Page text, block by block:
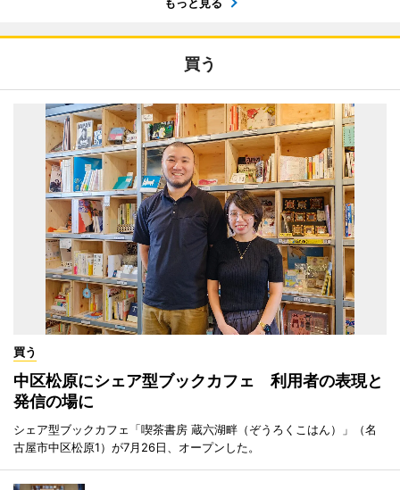
買う
買う
中区松原にシェア型ブックカフェ 利用者の表現と
発信の場に
シェア型ブックカフェ「喫茶書房 蔵六湖畔（ぞうろくこはん）」（名
古屋市中区松原1）が7月26日、オープンした。